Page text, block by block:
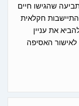
שהגישו חיים
חקלאית
את עניין
האסיפה